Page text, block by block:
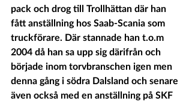
pack och drog till Trollhättan där han
fått anställning hos Saab-Scania som
truckförare. Där stannade han t.o.m
2004 då han sa upp sig därifrån och
började inom torvbranschen igen men
denna gång i södra Dalsland och senare
även också med en anställning på SKF